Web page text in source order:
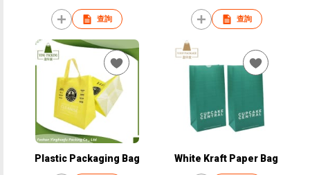
Shopping Bag
查詢 查詢
Plastic Packaging Bag White Kraft Paper Bag